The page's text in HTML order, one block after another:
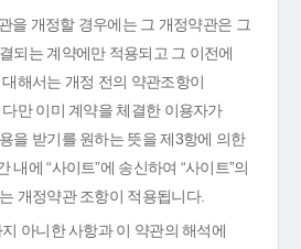
을 개정할 경우에는 그 개정약관은 그
되는 계약에만 적용되고 그 이전에
해서는 개정 전의 약관조항이
만 이미 계약을 체결한 이용자가
을 받기를 원하는 뜻을 제3항에 의한
내에 “사이트”에 송신하여 “사이트”의
개정약관 조항이 적용됩니다.
아니한 사항과 이 약관의 해석에